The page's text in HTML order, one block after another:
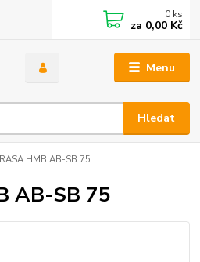
Menu
Hledat
0 ks
za 0,00 Kč
HMB AB-SB 75
AB-SB 75